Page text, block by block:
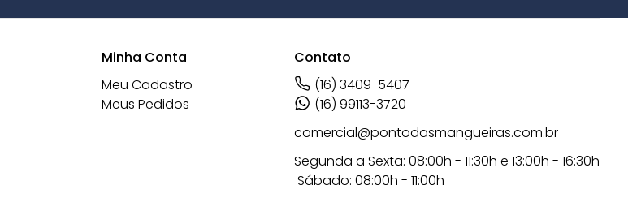
Minha Conta
Meu Cadastro
Meus Pedidos
Contato
(16) 3409-5407
(16) 99113-3720
comercial@pontodasmangueiras.com.br
Segunda a Sexta: 08:00h - 11:30h e 13:00h - 16:30h
Sábado: 08:00h - 11:00h